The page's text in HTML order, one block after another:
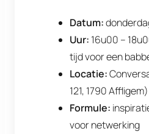
Datum:
Uur: 16u00 –
tijd voor een
Locatie:
121, 1790 Affligem)
Formule:
voor netwerking